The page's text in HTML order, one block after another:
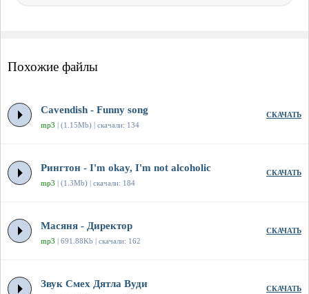
Похожие файлы
Cavendish - Funny song
mp3 | (1.15Mb) | скачали: 134
СКАЧАТЬ
Рингтон - I'm okay, I'm not alcoholic
mp3 | (1.3Mb) | скачали: 184
СКАЧАТЬ
Масяня - Директор
mp3 | 691.88Kb | скачали: 162
СКАЧАТЬ
Звук Смех Дятла Вуди СКАЧАТЬ